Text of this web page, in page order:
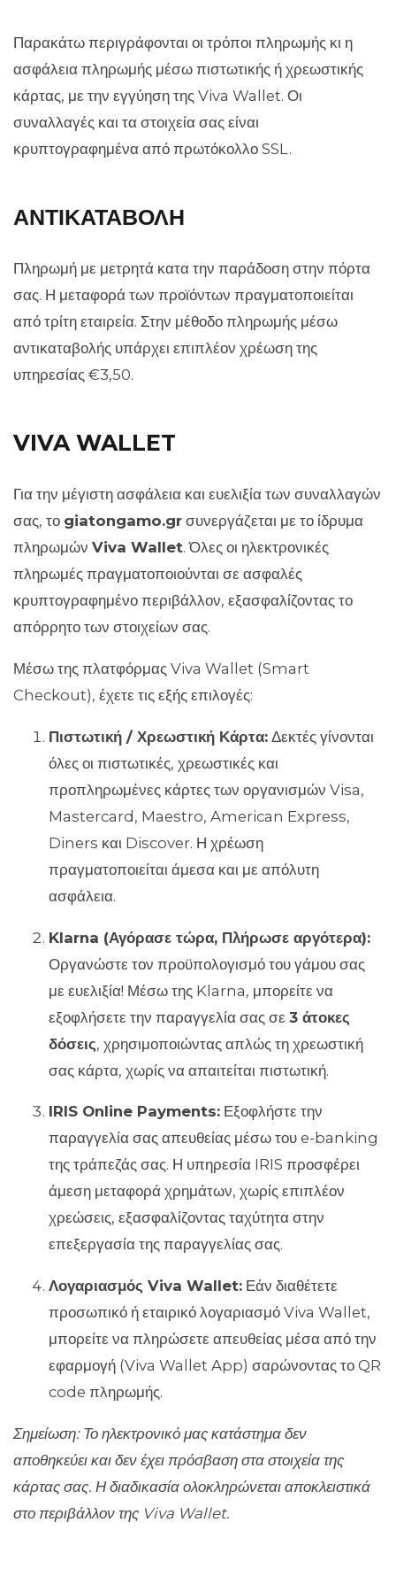
Παρακάτω περιγράφονται οι τρόποι πληρωμής κι η
ασφάλεια πληρωμής μέσω πιστωτικής ή χρεωστικής
κάρτας, με την εγγύηση της Viva Wallet. Οι
συναλλαγές και τα στοιχεία σας είναι
κρυπτογραφημένα από πρωτόκολλο SSL.
ΑΝΤΙΚΑΤΑΒΟΛΗ
Πληρωμή με μετρητά κατα την παράδοση στην πόρτα
σας. Η μεταφορά των προϊόντων πραγματοποιείται
από τρίτη εταιρεία. Στην μέθοδο πληρωμής μέσω
αντικαταβολής υπάρχει επιπλέον χρέωση της
υπηρεσίας €3,50.
VIVA WALLET
Για την μέγιστη ασφάλεια και ευελιξία των συναλλαγών
σας, το giatongamo.gr συνεργάζεται με το ίδρυμα
πληρωμών Viva Wallet. Όλες οι ηλεκτρονικές
πληρωμές πραγματοποιούνται σε ασφαλές
κρυπτογραφημένο περιβάλλον, εξασφαλίζοντας το
απόρρητο των στοιχείων σας.
Μέσω της πλατφόρμας Viva Wallet (Smart
Checkout), έχετε τις εξής επιλογές:
Πιστωτική / Χρεωστική Κάρτα: Δεκτές γίνονται
όλες οι πιστωτικές, χρεωστικές και
προπληρωμένες κάρτες των οργανισμών Visa,
Mastercard, Maestro, American Express,
Diners και Discover. Η χρέωση
πραγματοποιείται άμεσα και με απόλυτη
ασφάλεια.
Klarna (Αγόρασε τώρα, Πλήρωσε αργότερα):
Οργανώστε τον προϋπολογισμό του γάμου σας
με ευελιξία! Μέσω της Klarna, μπορείτε να
εξοφλήσετε την παραγγελία σας σε 3 άτοκες
δόσεις, χρησιμοποιώντας απλώς τη χρεωστική
σας κάρτα, χωρίς να απαιτείται πιστωτική.
IRIS Online Payments: Εξοφλήστε την
παραγγελία σας απευθείας μέσω του e-banking
της τράπεζάς σας. Η υπηρεσία IRIS προσφέρει
άμεση μεταφορά χρημάτων, χωρίς επιπλέον
χρεώσεις, εξασφαλίζοντας ταχύτητα στην
επεξεργασία της παραγγελίας σας.
Λογαριασμός Viva Wallet: Εάν διαθέτετε
προσωπικό ή εταιρικό λογαριασμό Viva Wallet,
μπορείτε να πληρώσετε απευθείας μέσα από την
εφαρμογή (Viva Wallet App) σαρώνοντας το QR
code πληρωμής.
Σημείωση: Το ηλεκτρονικό μας κατάστημα δεν
αποθηκεύει και δεν έχει πρόσβαση στα στοιχεία της
κάρτας σας. Η διαδικασία ολοκληρώνεται αποκλειστικά
στο περιβάλλον της Viva Wallet.